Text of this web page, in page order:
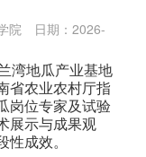
院
日期：2026-
湾地瓜产业基地
省农业农村厅指
岗位专家及试验
展示与成果观
成效。